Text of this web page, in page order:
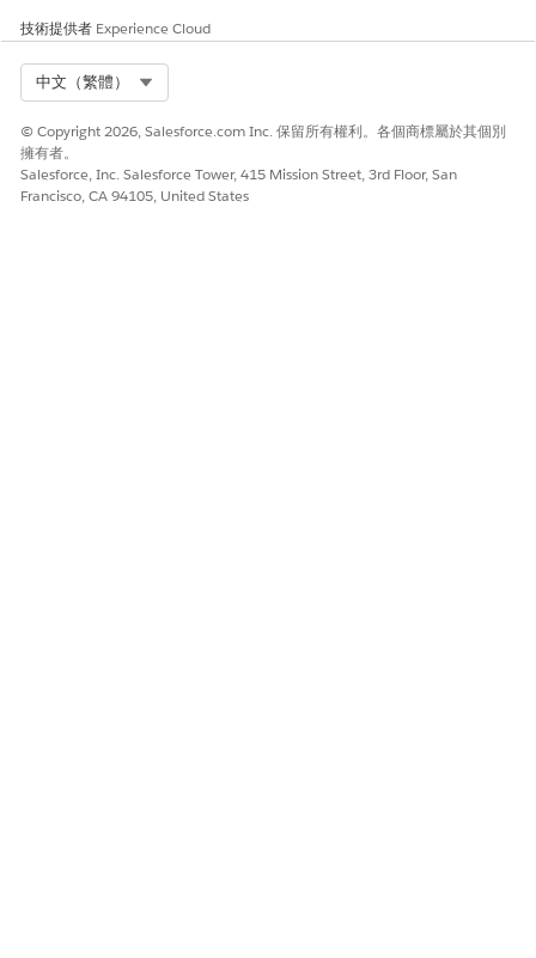
技術提供者 Experience Cloud
中文（繁體）
© Copyright 2026, Salesforce.com Inc. 保留所有權利。各個商標屬於其個別
擁有者。
Salesforce, Inc. Salesforce Tower, 415 Mission Street, 3rd Floor, San
Francisco, CA 94105, United States